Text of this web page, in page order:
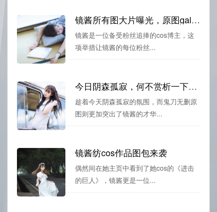
镜酱所有图大片曝光，原图gallery等你来定制
镜酱是一位备受粉丝追捧的cos博主，这
项举措让镜酱的每位粉丝...
今日阴森孤寂，何不赏析一下镜酱cos鬼刀无删原图？
趁着今天阴森孤寂的氛围，而鬼刀无删原
图则更加突出了镜酱的才华...
镜酱纺cos作品图包来袭
偶然间在她主页中看到了她cos的《进击
的巨人》，镜酱更是一位...